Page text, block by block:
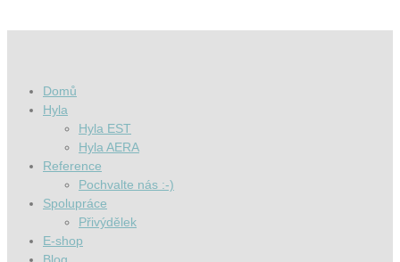
Domů
Hyla
Hyla EST
Hyla AERA
Reference
Pochvalte nás :-)
Spolupráce
Přivýdělek
E-shop
Blog